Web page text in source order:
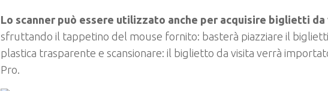
Lo scanner può essere utilizzato anche per acquisire biglietti
sfruttando il tappetino del mouse fornito: basterà piazziare il
plastica trasparente e scansionare: il biglietto da visita verrà
Pro.